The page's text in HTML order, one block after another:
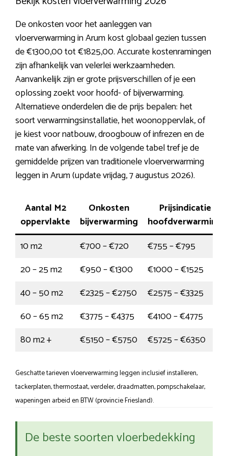
De onkosten voor het aanleggen van
vloerverwarming in Arum kost globaal gezien tussen
de €1300,00 tot €1825,00. Accurate kostenramingen
zijn afhankelijk van velerlei werkzaamheden.
Aanvankelijk zijn er grote prijsverschillen of je een
oplossing zoekt voor hoofd- of bijverwarming.
Alternatieve onderdelen die de prijs bepalen: het
soort verwarmingsinstallatie, het woonoppervlak, of
je kiest voor natbouw, droogbouw of infrezen en de
mate van afwerking. In de volgende tabel tref je de
gemiddelde prijzen van traditionele vloerverwarming
leggen in Arum (update vrijdag, 7 augustus 2026).
Aantal M2
oppervlakte
Onkosten
bijverwarming
Prijsindicatie
hoofdverwarming
10 m2
€700 – €720
€755 – €795
20 – 25 m2
€950 – €1300
€1000 – €1525
40 – 50 m2
€2325 – €2750
€2575 – €3325
60 – 65 m2
€3775 – €4375
€4100 – €4775
80 m2 +
€5150 – €5750 €5725 – €6350
Geschatte tarieven vloerverwarming leggen inclusief installeren,
tackerplaten, thermostaat, verdeler, draadmatten, pompschakelaar,
wapeningen arbeid en BTW (provincie Friesland).
De beste soorten vloerbedekking